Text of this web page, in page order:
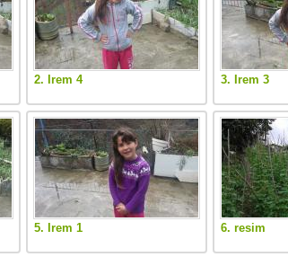
2. Irem 4 3. Irem 3
5. Irem 1 6. resim